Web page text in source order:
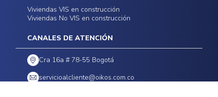
Funza
Infinitum Zentral
Bodegas - ALMAX
Centro Comercial
Conoce nuestros
proyectos ejecutados
Viviendas VIS en construcción
Viviendas No VIS en construcción
CANALES DE ATENCIÓN
Cra 16a # 78-55 Bogotá
servicioalcliente@oikos.com.co